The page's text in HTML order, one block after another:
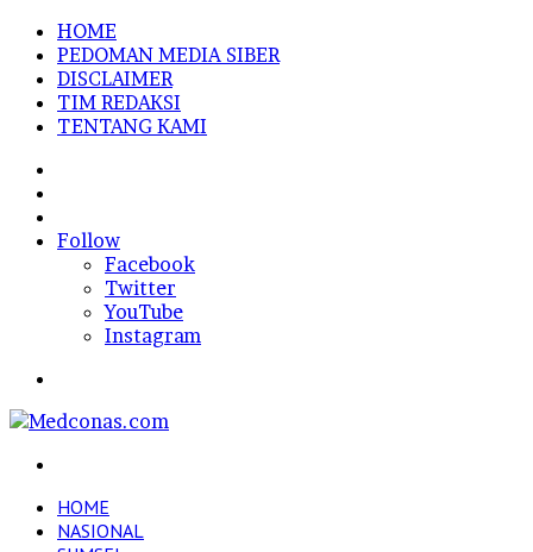
HOME
PEDOMAN MEDIA SIBER
DISCLAIMER
TIM REDAKSI
TENTANG KAMI
In
Follow
Facebook
Twitter
YouTube
Instagram
HOME
NASIONAL